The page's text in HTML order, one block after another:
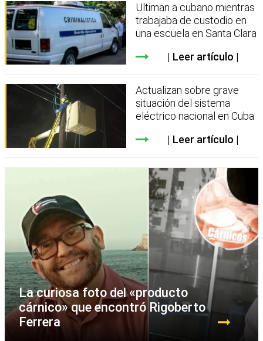
Ultiman a cubano mientras
trabajaba de custodio en
una escuela en Santa Clara
Leer artículo
Actualizan sobre grave
situación del sistema
eléctrico nacional en Cuba
Leer artículo
La curiosa foto del «producto
cárnico» que encontró Rigoberto
Ferrera